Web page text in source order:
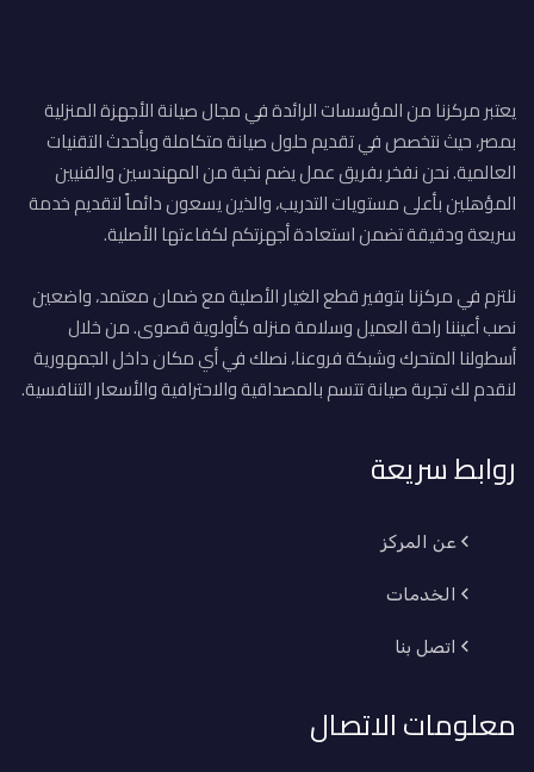
يعتبر مركزنا من المؤسسات الرائدة في مجال صيانة الأجهزة المنزلية
بمصر، حيث نتخصص في تقديم حلول صيانة متكاملة وبأحدث التقنيات
العالمية. نحن نفخر بفريق عمل يضم نخبة من المهندسين والفنيين
المؤهلين بأعلى مستويات التدريب، والذين يسعون دائماً لتقديم خدمة
سريعة ودقيقة تضمن استعادة أجهزتكم لكفاءتها الأصلية.
نلتزم في مركزنا بتوفير قطع الغيار الأصلية مع ضمان معتمد، واضعين
نصب أعيننا راحة العميل وسلامة منزله كأولوية قصوى. من خلال
أسطولنا المتحرك وشبكة فروعنا، نصلك في أي مكان داخل الجمهورية
لنقدم لك تجربة صيانة تتسم بالمصداقية والاحترافية والأسعار التنافسية.
روابط سريعة
عن المركز
الخدمات
اتصل بنا
معلومات الاتصال